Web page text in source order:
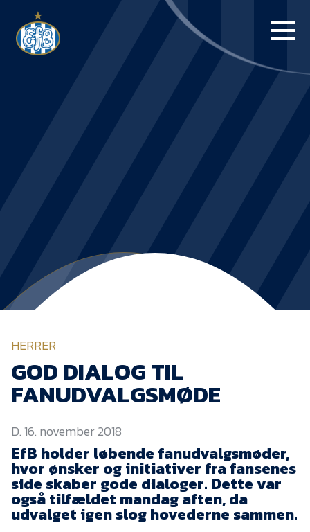
BLUE WATER
NYHEDER
EfB Akademi
Sydvestjysk Fodbold
Samarbejde
Partnere
Blue Water Arena
HERRER
GOD DIALOG TIL
FANUDVALGSMØDE
D. 16. november 2018
EfB holder løbende fanudvalgsmøder,
hvor ønsker og initiativer fra fansenes
side skaber gode dialoger. Dette var
også tilfældet mandag aften, da
udvalget igen slog hovederne sammen.